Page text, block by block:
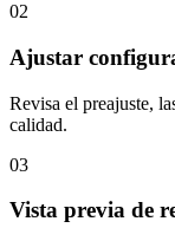
02
Ajustar
Revisa el preajuste,
calidad.
03
Vista previa de